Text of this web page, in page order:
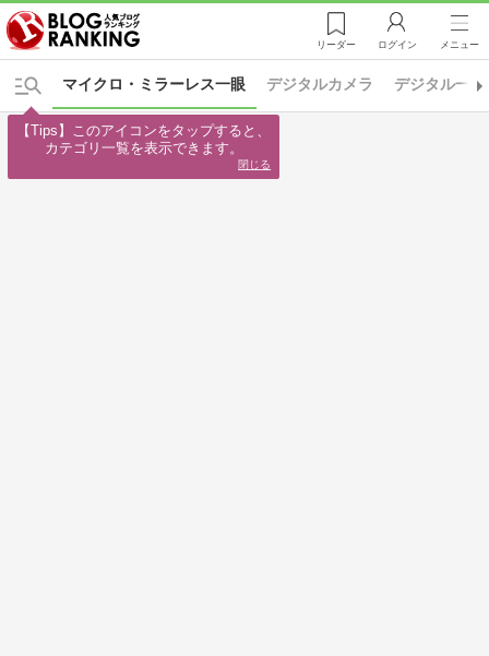
リーダー ログイン メニュー
デジタルカメラ デジタル一眼
マイクロ・ミラーレス一眼
【Tips】このアイコンをタップすると、
カテゴリ一覧を表示できます。
閉じる